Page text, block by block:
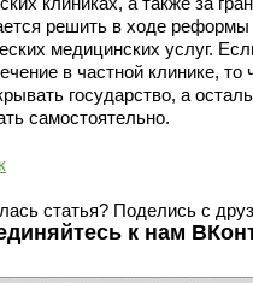
решить в ходе реформы
медицинских услуг.
в частной клинике,
государство, а
самостоятельно.
статья? Поделись с
к нам